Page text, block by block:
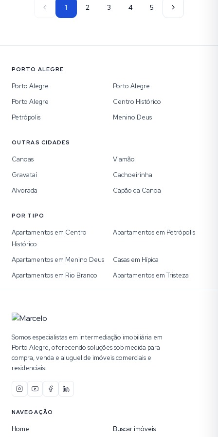
1 2 3 4 5
PORTO ALEGRE
Porto Alegre
Porto Alegre
Porto Alegre
Centro Histórico
Petrópolis
Menino Deus
OUTRAS CIDADES
Canoas
Viamão
Gravataí
Cachoeirinha
Alvorada
Capão da Canoa
POR TIPO
Apartamentos em Centro
Histórico
Apartamentos em Petrópolis
Apartamentos em Menino Deus
Casas em Hípica
Apartamentos em Rio Branco
Apartamentos em Tristeza
Somos especialistas em intermediação imobiliária em
Porto Alegre, oferecendo soluções sob medida para
compra, venda e aluguel de imóveis comerciais e
residenciais.
NAVEGAÇÃO
Home Buscar imóveis